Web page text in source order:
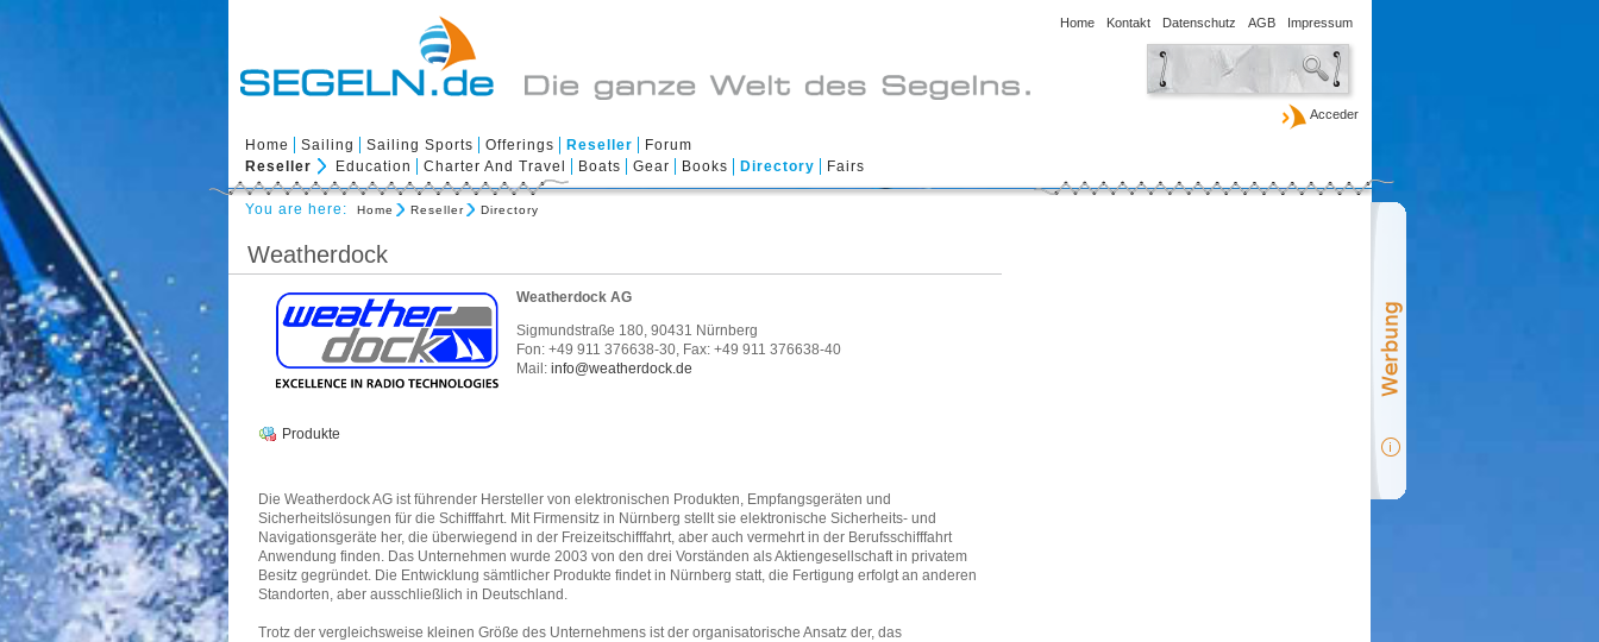
Impressum
AGB
Datenschutz
Kontakt
Home
Acceder
Home Sailing Sailing Sports Offerings Reseller
Forum
Reseller
Education Charter And Travel Boats Gear Books Directory Fairs
You are here: Home Reseller Directory
Weatherdock
Weatherdock AG
Sigmundstraße 180, 90431 Nürnberg
Fon: +49 911 376638-30, Fax: +49 911 376638-40
Mail: info@weatherdock.de
Produkte
Die Weatherdock AG ist führender Hersteller von elektronischen Produkten, Empfangsgeräten und
Sicherheitslösungen für die Schifffahrt. Mit Firmensitz in Nürnberg stellt sie elektronische Sicherheits- und
Navigationsgeräte her, die überwiegend in der Freizeitschifffahrt, aber auch vermehrt in der Berufsschifffahrt
Anwendung finden. Das Unternehmen wurde 2003 von den drei Vorständen als Aktiengesellschaft in privatem
Besitz gegründet. Die Entwicklung sämtlicher Produkte findet in Nürnberg statt, die Fertigung erfolgt an anderen
Standorten, aber ausschließlich in Deutschland.
Trotz der vergleichsweise kleinen Größe des Unternehmens ist der organisatorische Ansatz der, das